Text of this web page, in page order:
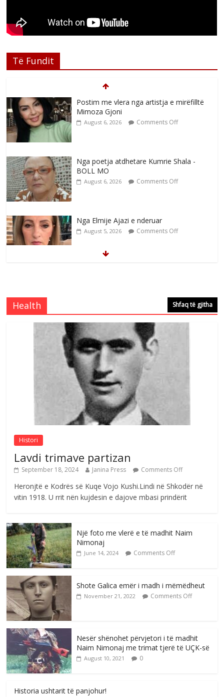
Të Fundit
Postim me vlera nga artistja e mirëfilltë
Mimoza Gjoni
August 6, 2026 Comments Off
Nga poetja atdhetare Kumrie Shala -
BOLL MO
August 6, 2026 Comments Off
Nga Elmije Ajazi e nderuar
August 5, 2026 Comments Off
Comments Off
Çlirimtari Mentor Mushkolaj nderohet
me mirenjohje nga Xhevdet Qeriqi Dega
e invalidëve në Fushë Kosovë
August 4, 2026 Comments Off
Sulm , pse të dua ty
August 8, 2026 Comments Off
Health Shfaq të gjitha
Histori
Lavdi trimave partizan
September 18, 2024 Janina Press Comments Off
Heronjtë e Kodrës së Kuqe Vojo Kushi.Lindi në Shkodër në
vitin 1918. U rrit nën kujdesin e dajove mbasi prindërit
Një foto me vlerë e të madhit Naim
Nimonaj
June 14, 2024 Comments Off
Shote Galica emër i madh i mëmëdheut
November 21, 2022 Comments Off
Nesër shënohet përvjetori i të madhit
Naim Nimonaj me trimat tjerë të UÇK-së
August 10, 2021 0
Historia ushtarit të panjohur!